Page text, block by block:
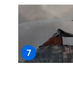
7